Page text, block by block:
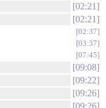
02:21
02:21
02:37
03:37
07:45
09:08
09:22
09:26
09:26